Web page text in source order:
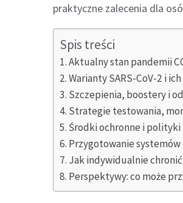
praktyczne zalecenia dla
Spis treści
Aktualny stan pandemii
Warianty SARS-CoV-2 i
Szczepienia, boostery i
Strategie testowania,
Środki ochronne i
Przygotowanie
Jak indywidualnie
Perspektywy: co może